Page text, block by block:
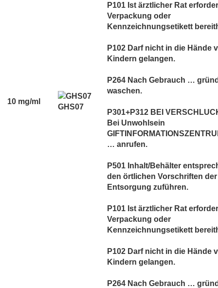
10 mg/ml
GHS07
P101 Ist ärztlicher Rat
Verpackung oder
Kennzeichnungsetikett
P102 Darf nicht in die Hände
Kindern gelangen.
P264 Nach Gebrauch …
waschen.
P301+P312 BEI
Bei Unwohlsein
… anrufen.
P501 Inhalt/Behälter
den örtlichen Vorschriften der
Entsorgung zuführen.
P101 Ist ärztlicher Rat
Verpackung oder
Kennzeichnungsetikett
P102 Darf nicht in die Hände
Kindern gelangen.
P264 Nach Gebrauch …